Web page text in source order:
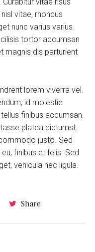
vitae, rhoncus
nunc varius varius.
tortor accumsan
magnis dis parturient
lorem viverra vel.
id molestie
finibus accumsan.
platea dictumst.
justo. Sed
finibus et felis. Sed
vehicula nec ligula.
Share